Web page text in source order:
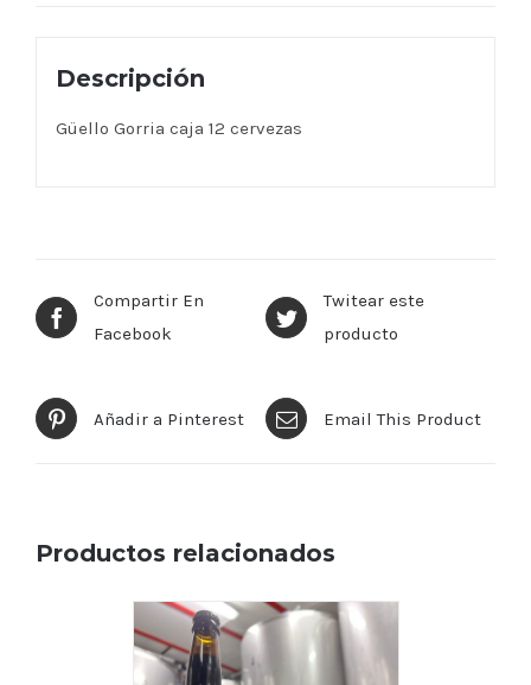
Descripción
Güello Gorria caja 12 cervezas
Compartir En
Facebook
Twitear este
producto
Añadir a Pinterest Email This Product
Productos relacionados